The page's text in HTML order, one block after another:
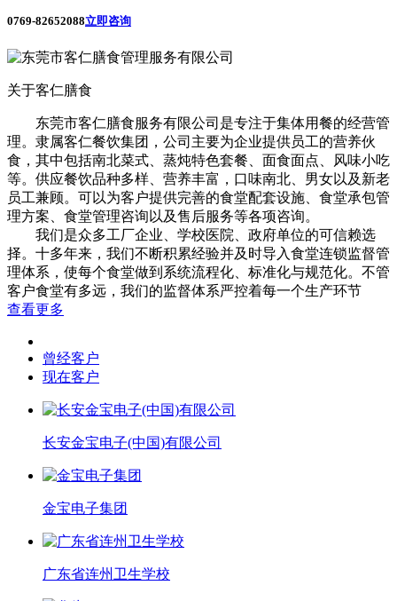
0769-82652088立即咨询
关于客仁膳食
东莞市客仁膳食服务有限公司是专注于集体用餐的经营管
理。隶属客仁餐饮集团，公司主要为企业提供员工的营养伙
食，其中包括南北菜式、蒸炖特色套餐、面食面点、风味小吃
等。供应餐饮品种多样、营养丰富，口味南北、男女以及新老
员工兼顾。可以为客户提供完善的食堂配套设施、食堂承包管
理方案、食堂管理咨询以及售后服务等各项咨询。
我们是众多工厂企业、学校医院、政府单位的可信赖选
择。十多年来，我们不断积累经验并及时导入食堂连锁监督管
理体系，使每个食堂做到系统流程化、标准化与规范化。不管
客户食堂有多远，我们的监督体系严控着每一个生产环节
查看更多
曾经客户
现在客户
长安金宝电子(中国)有限公司
金宝电子集团
广东省连州卫生学校